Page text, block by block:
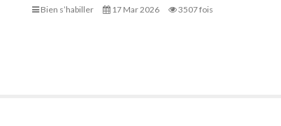
Bien s’habiller 17 Mar 2026 3507 fois